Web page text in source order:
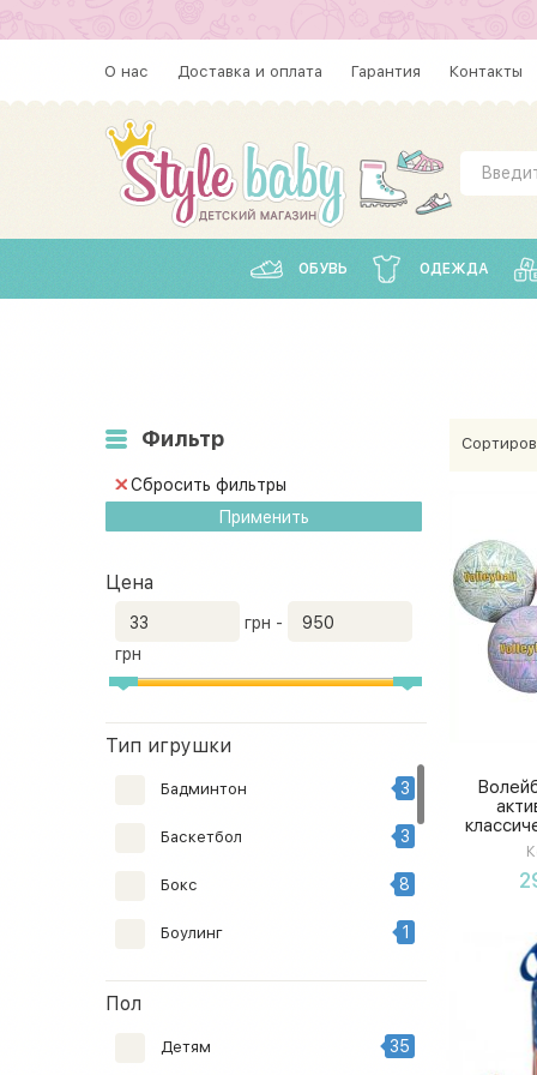
О нас Доставка и оплата Гарантия Контакты
ОБУВЬ ОДЕЖДА
Фильтр
Сбросить фильтры
Применить
Цена
грн -
грн
Тип игрушки
Бадминтон 3
Баскетбол 3
Бокс 8
Боулинг 1
Дартс 9
Пол
Детям 35
для